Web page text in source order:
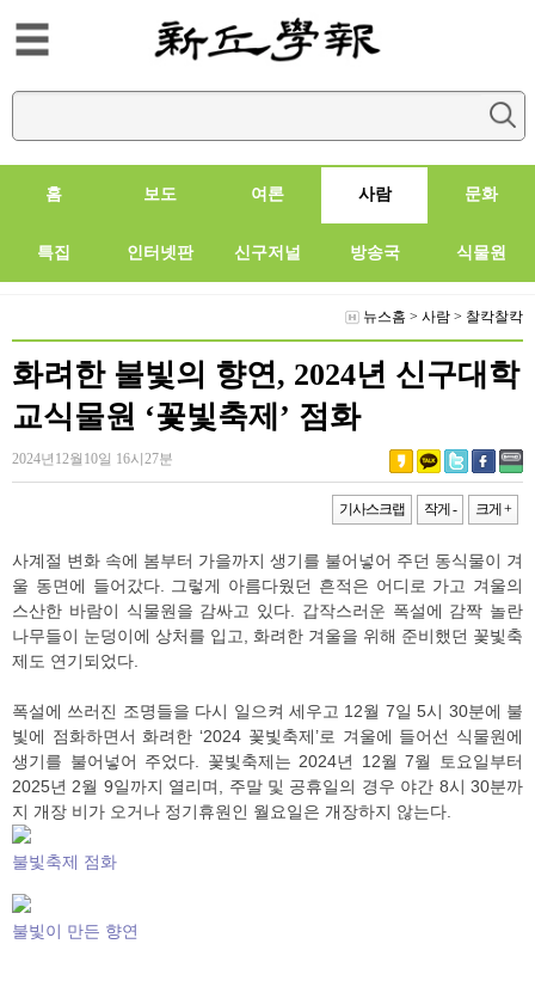
홈 보도 여론 사람 문화
특집 인터넷판 신구저널 방송국 식물원
뉴스홈 > 사람 > 찰칵찰칵
화려한 불빛의 향연, 2024년 신구대학
교식물원 ‘꽃빛축제’ 점화
2024년12월10일 16시27분
기사스크랩 작게 - 크게 +
사계절 변화 속에 봄부터 가을까지 생기를 불어넣어 주던 동식물이 겨
울 동면에 들어갔다. 그렇게 아름다웠던 흔적은 어디로 가고 겨울의
스산한 바람이 식물원을 감싸고 있다. 갑작스러운 폭설에 감짝 놀란
나무들이 눈덩이에 상처를 입고, 화려한 겨울을 위해 준비했던 꽃빛축
제도 연기되었다.
폭설에 쓰러진 조명들을 다시 일으켜 세우고 12월 7일 5시 30분에 불
빛에 점화하면서 화려한 ‘2024 꽃빛축제’로 겨울에 들어선 식물원에
생기를 불어넣어 주었다. 꽃빛축제는 2024년 12월 7월 토요일부터
2025년 2월 9일까지 열리며, 주말 및 공휴일의 경우 야간 8시 30분까
지 개장 비가 오거나 정기휴원인 월요일은 개장하지 않는다.
불빛축제 점화
불빛이 만든 향연